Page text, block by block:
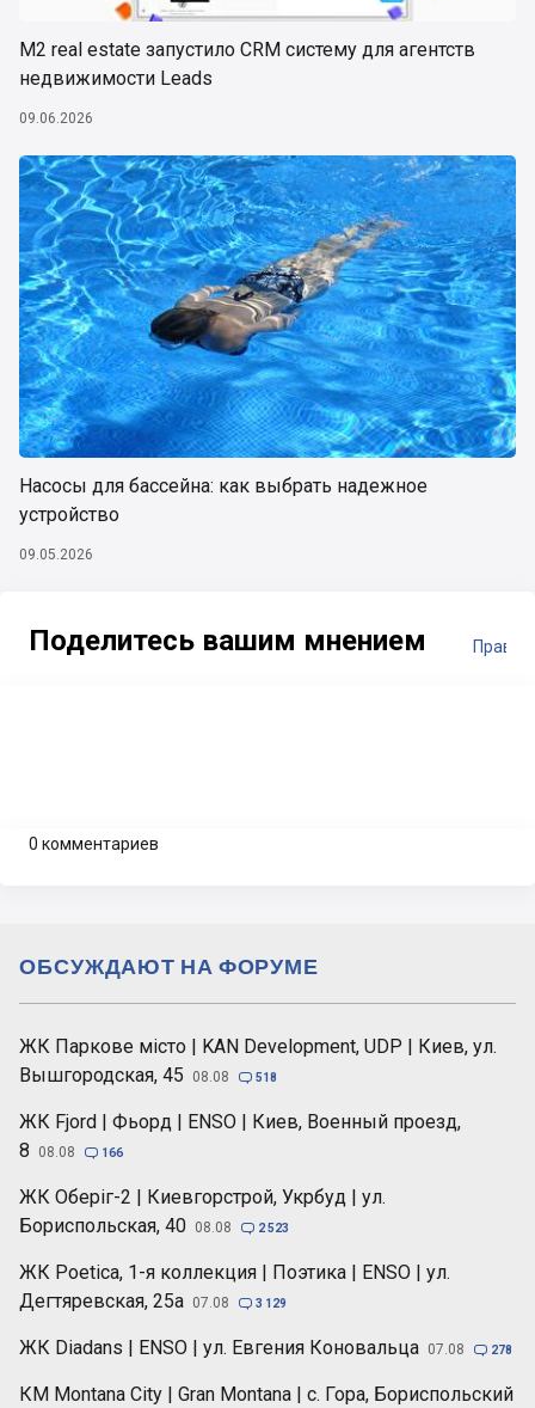
М2 real estate запустило CRM систему для агентств
недвижимости Leads
09.06.2026
Насосы для бассейна: как выбрать надежное
устройство
09.05.2026
Поделитесь вашим мнением
0 комментариев
ЖК Паркове місто | KAN Development, UDP | Киев, ул.
Вышгородская, 45
08.08  518
ЖК Fjord | Фьорд | ENSO | Киев, Военный проезд,
8
08.08  166
ЖК Оберіг-2 | Киевгорстрой, Укрбуд | ул.
Бориспольская, 40 08.08  2 523
ЖК Poetica, 1-я коллекция | Поэтика | ENSO | ул.
Дегтяревская, 25а 07.08  3 129
ЖК Diadans | ENSO | ул. Евгения Коновальца 07.08  278
КМ Montana City | Gran Montana | с. Гора, Бориспольский
ОБСУЖДАЮТ НА ФОРУМЕ